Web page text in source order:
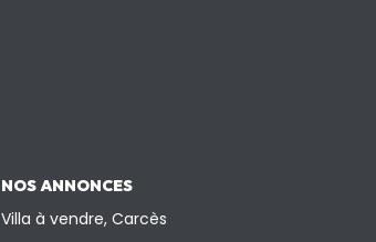
NOS ANNONCES
Villa à vendre, Carcès